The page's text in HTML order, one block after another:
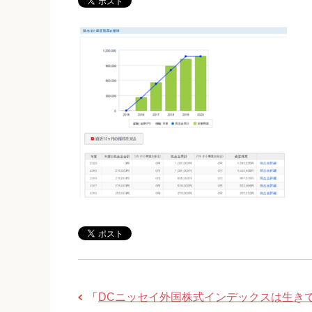
「 DCニッセイ外国株式インデックスは生き